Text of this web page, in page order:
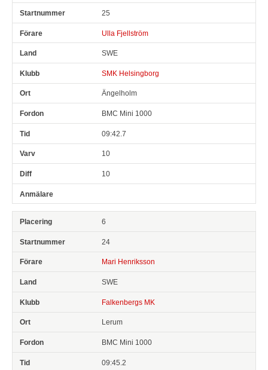
25
Ulla Fjellström
SWE
SMK Helsingborg
Ängelholm
BMC Mini 1000
09:42.7
10
10
6
24
Mari Henriksson
SWE
Falkenbergs MK
Lerum
BMC Mini 1000
09:45.2